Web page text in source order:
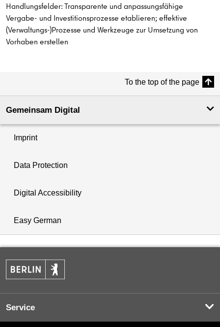
Handlungsfelder: Transparente und anpassungsfähige
Vergabe- und Investitionsprozesse etablieren; effektive
(Verwaltungs-)Prozesse und Werkzeuge zur Umsetzung von
Vorhaben erstellen
To the top of the page
Gemeinsam Digital
Imprint
Data Protection
Digital Accessibility
Easy German
Service